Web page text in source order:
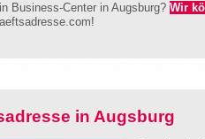
Business-Center in Augsburg? Wir
in Augsburg